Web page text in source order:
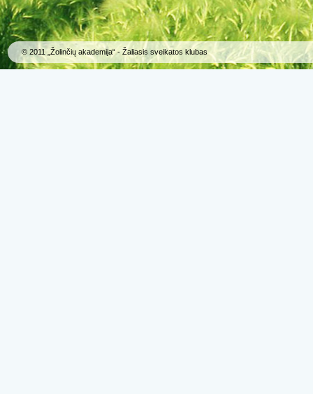
© 2011 „Žolinčių akademija“ - Žaliasis sveikatos klubas